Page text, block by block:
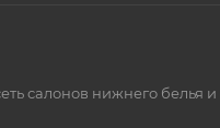
салонов нижнего белья